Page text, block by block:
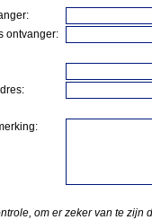
ontvanger:
om er zeker van te zijn